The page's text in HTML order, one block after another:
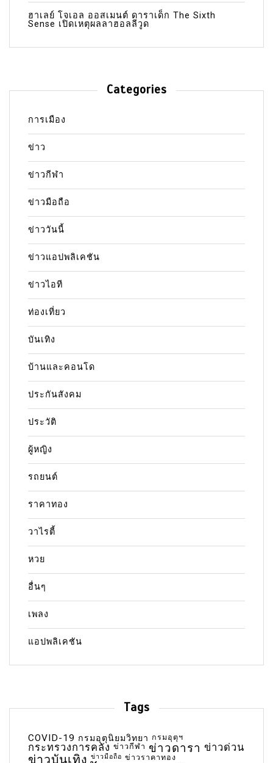
ฮาเลย์ โจเอล ออสเมนต์ ดาราเด็ก The Sixth
Sense เปิดเหตุผลลาฮอลลีวูด
Categories
การเมือง
ข่าว
ข่าวกีฬา
ข่าวมือถือ
ข่าววันนี้
ข่าวแอปพลิเคชัน
ข่าวไอที
ท่องเที่ยว
บันเทิง
บ้านและคอนโด
ประกันสังคม
ประวัติ
ผู้หญิง
รถยนต์
ราคาทอง
วาไรตี้
หวย
อื่นๆ
เพลง
แอปพลิเคชัน
Tags
COVID-19 กรมอุตุนิยมวิทยา กรมอุตุฯ
กระทรวงการคลัง ข่าวกีฬา ข่าวดารา ข่าวด่วน
ข่าวบันเทิง ข่าวมือถือ ข่าวราคาทอง